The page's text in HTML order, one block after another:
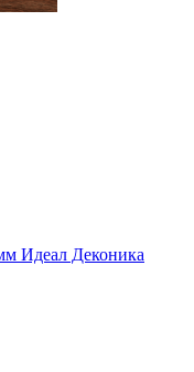
Идеал Деконика